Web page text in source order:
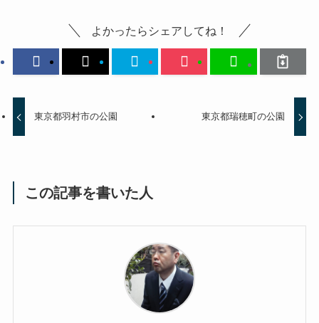
よかったらシェアしてね！
東京都羽村市の公園 東京都瑞穂町の公園
この記事を書いた人